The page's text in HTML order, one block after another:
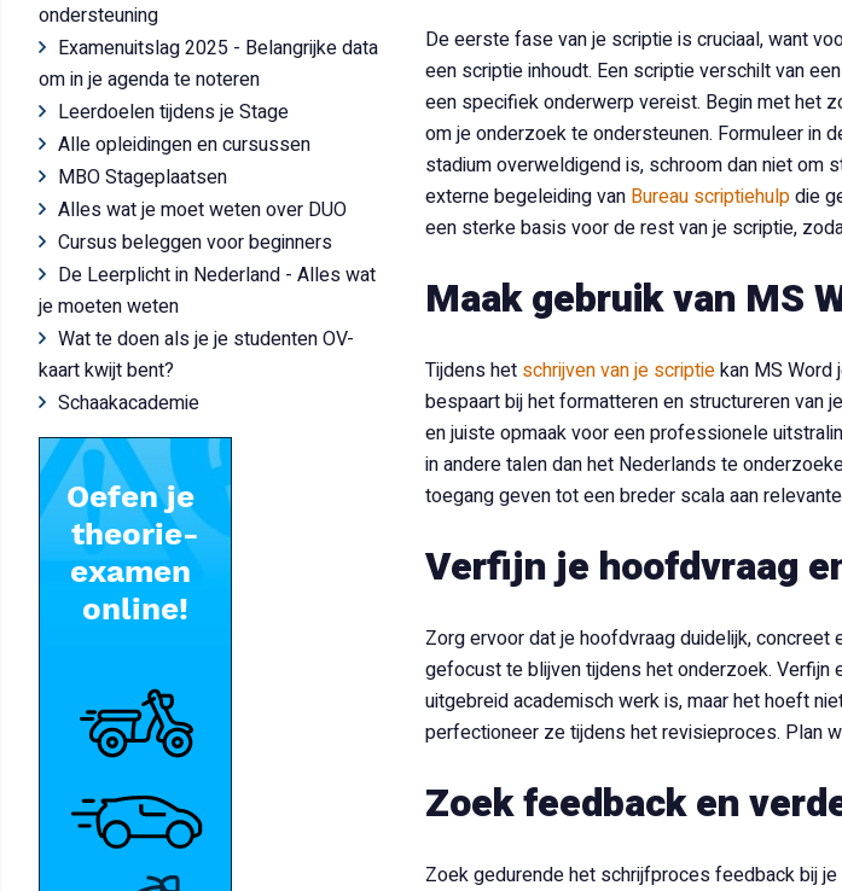
ondersteuning
Examenuitslag 2025 - Belangrijke data
om in je agenda te noteren
Leerdoelen tijdens je Stage
Alle opleidingen en cursussen
MBO Stageplaatsen
Alles wat je moet weten over DUO
Cursus beleggen voor beginners
De Leerplicht in Nederland - Alles wat
je moeten weten
Wat te doen als je je studenten OV-
kaart kwijt bent?
Schaakacademie
De eerste fase van je scriptie is cruciaal, want
een scriptie inhoudt. Een scriptie verschilt van
een specifiek onderwerp vereist. Begin met het
om je onderzoek te ondersteunen. Formuleer in
stadium overweldigend is, schroom dan niet om
externe begeleiding van Bureau scriptiehulpdie
een sterke basis voor de rest van je scriptie,
Maak gebruik van MS
Tijdens het schrijven van je scriptiekan MS Word
bespaart bij het formatteren en structureren van
en juiste opmaak voor een professionele
in andere talen dan het Nederlands te
toegang geven tot een breder scala aan
Verfijn je hoofdvraag
Zorg ervoor dat je hoofdvraag duidelijk,
gefocust te blijven tijdens het onderzoek. Verfijn
uitgebreid academisch werk is, maar het hoeft
perfectioneer ze tijdens het revisieproces. Plan
Zoek feedback en
Zoek gedurende het schrijfproces feedback bij